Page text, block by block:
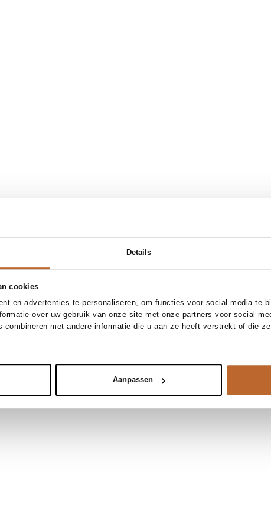
Details
cookies
en advertenties te personaliseren, om functies voor social media te
over uw gebruik van onze site met onze partners voor social
combineren met andere informatie die u aan ze heeft verstrekt of die
Aanpassen